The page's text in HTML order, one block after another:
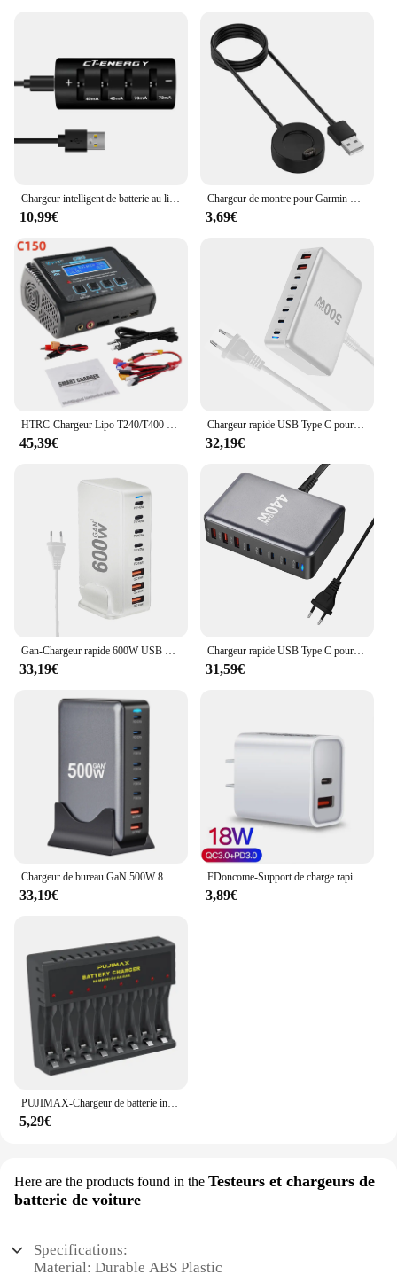
Chargeur intelligent de batterie au lithium pour voyage, 8 emplacements, 1220, 1240, 1620, 1632, 2032, 2025, 2016, 2430, 2440, 2450, 2477
10,99€
Chargeur de montre pour Garmin Forerunner, câble de charge USB, prise anti-poussière, 955, 945, 935, 255, 245, 245M, 255S, 55, 45 Music, 745, 1m
3,69€
HTRC-Chargeur Lipo T240/T400 DUO AC 150W DC 240W 10A, Écran Tactile, Canal Touriste, Balance de Batterie, Déchargeur pour Jouets RC
45,39€
Chargeur rapide USB Type C pour iPhone, iPhone 16, 15, Samsung, charge rapide 500, 8 ports, 3.0 W, GaN, PD, bureau
32,19€
Gan-Chargeur rapide 600W USB Type C, Charge rapide pour mobile, 8 ports, 5C3A PD, QuestionTo Carry Tablet, Nouveau
33,19€
Chargeur rapide USB Type C pour iPhone, iPhone 16, 15, Samsung, charge rapide 440, 8 ports, 3.0 W, GaN, PD, bureau
31,59€
Chargeur de bureau GaN 500W 8 ports USB PD, charge rapide 3.0 USB Type C, pour iPhone 15 MacPle
33,19€
FDoncome-Support de charge rapide sans fil, chargeur de type USB C, support de charge à induction, iPhone 15, 14, 13, 12 Pro Max, 11, XS, Poly, X, 8, Samsung S23, S22, 30W
3,89€
5,29€
Here are the products found in the Testeurs et chargeurs de
batterie de voiture
Specifications:
Material: Durable ABS Plastic